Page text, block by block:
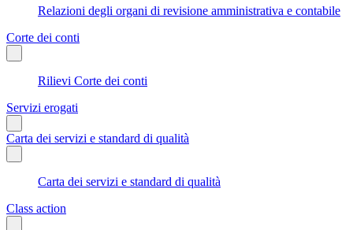
Relazioni degli organi di revisione amministrativa e contabile
Corte dei conti
Rilievi Corte dei conti
Servizi erogati
Carta dei servizi e standard di qualità
Carta dei servizi e standard di qualità
Class action